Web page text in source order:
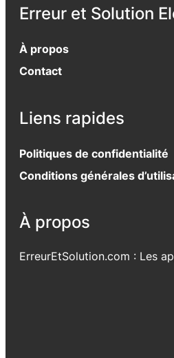
Erreur et Solution
À propos
Contact
Liens rapides
Politiques de confidentialité
Conditions générales
À propos
ErreurEtSolution.com : Les